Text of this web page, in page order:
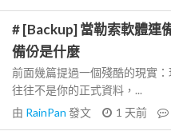
# [Backup] 當勒索軟體連
備份是什麼
前面幾篇提過一個殘酷的現實
往往不是你的正式資料，...
由 RainPan 發文 1 天前